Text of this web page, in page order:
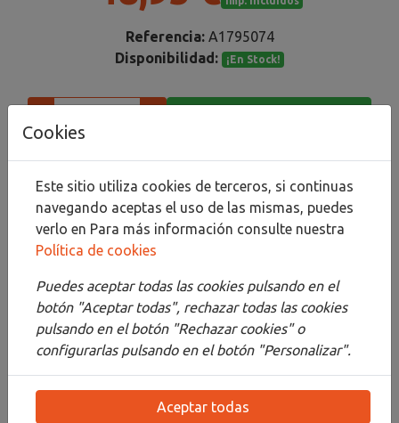
Referencia: A1795074
Disponibilidad:
¡En Stock!
Descripción
Detalles
Adjuntos
¡Este producto no tiene descripción!
Cookies
Este sitio utiliza cookies de terceros, si continuas
navegando aceptas el uso de las mismas, puedes
verlo en Para más información consulte nuestra
Política de cookies
Puedes aceptar todas las cookies pulsando en el
botón "Aceptar todas", rechazar todas las cookies
pulsando en el botón "Rechazar cookies" o
configurarlas pulsando en el botón "Personalizar".
Aceptar todas